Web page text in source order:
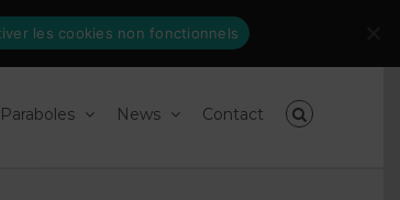
News Contact
les cookies non fonctionnels